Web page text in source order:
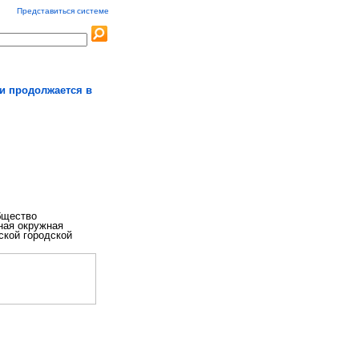
Представиться системе
продолжается в